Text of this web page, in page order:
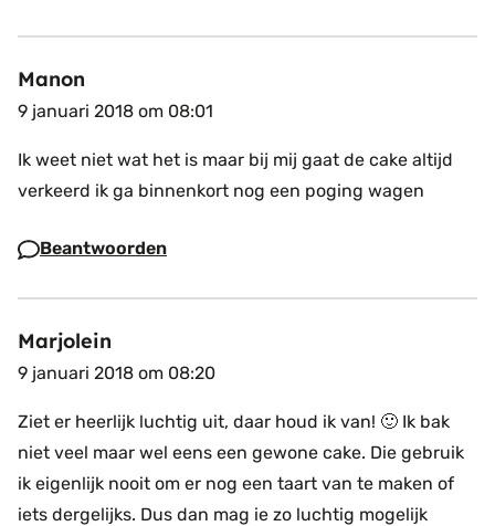
Manon
9 januari 2018 om 08:01
Ik weet niet wat het is maar bij mij gaat de cake altijd
verkeerd ik ga binnenkort nog een poging wagen
Beantwoorden
Marjolein
9 januari 2018 om 08:20
Ziet er heerlijk luchtig uit, daar houd ik van! 🙂 Ik bak
niet veel maar wel eens een gewone cake. Die gebruik
ik eigenlijk nooit om er nog een taart van te maken of
iets dergelijks. Dus dan mag ie zo luchtig mogelijk